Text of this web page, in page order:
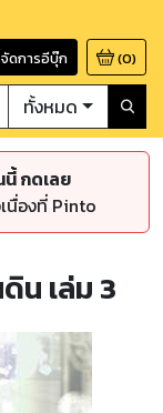
จัดการอีบุ๊ก (0)
ทั้งหมด
กดเลย
นื่องที่ Pinto
น เล่ม 3